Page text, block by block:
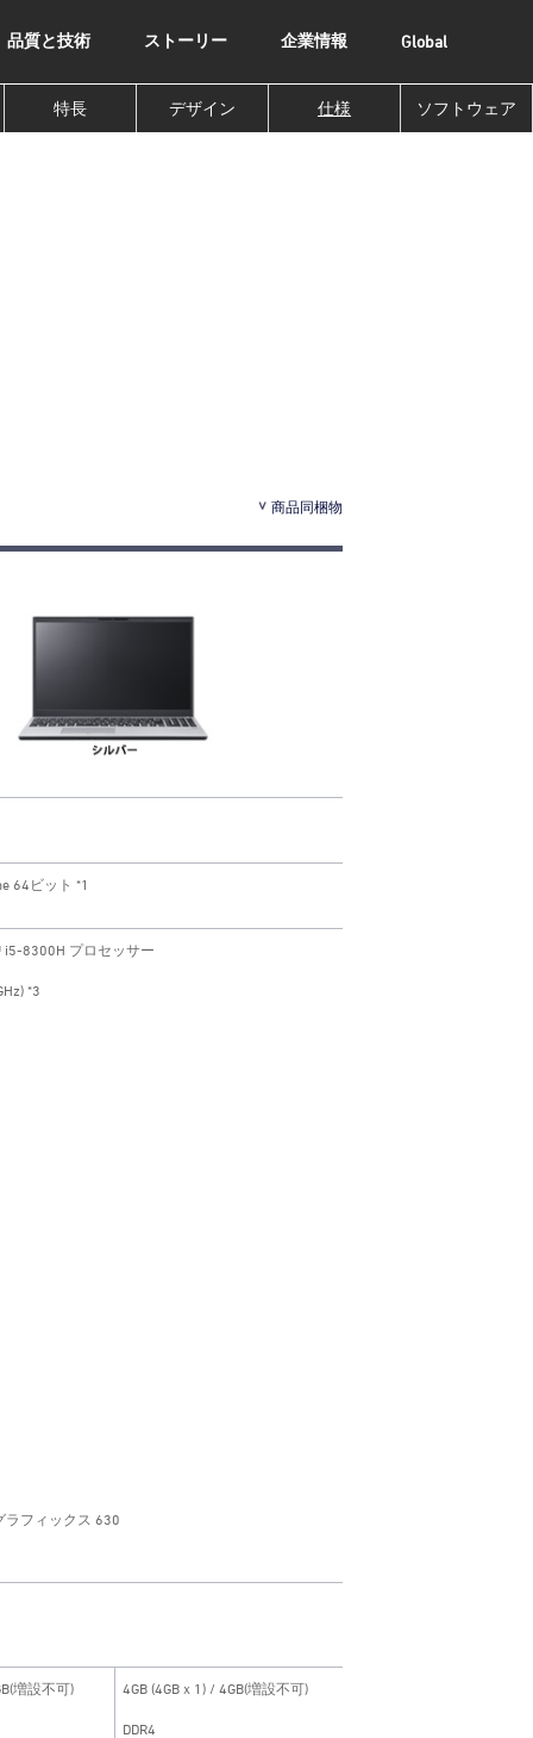
品質と技術 ストーリー 企業情報 Global
特長 デザイン 仕様 ソフトウェア
商品同梱物
64ビット *1
i5-8300H プロセッサー
*3
ラフィックス 630
増設不可) 4GB (4GBｘ1) / 4GB(増設不可)
DDR4